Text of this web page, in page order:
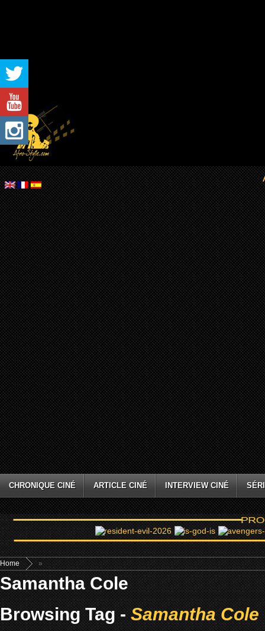
CHRONIQUE CINÉ ARTICLE CINÉ INTERVIEW CINÉ
Home »
Samantha Cole
Browsing Tag -Samantha Cole